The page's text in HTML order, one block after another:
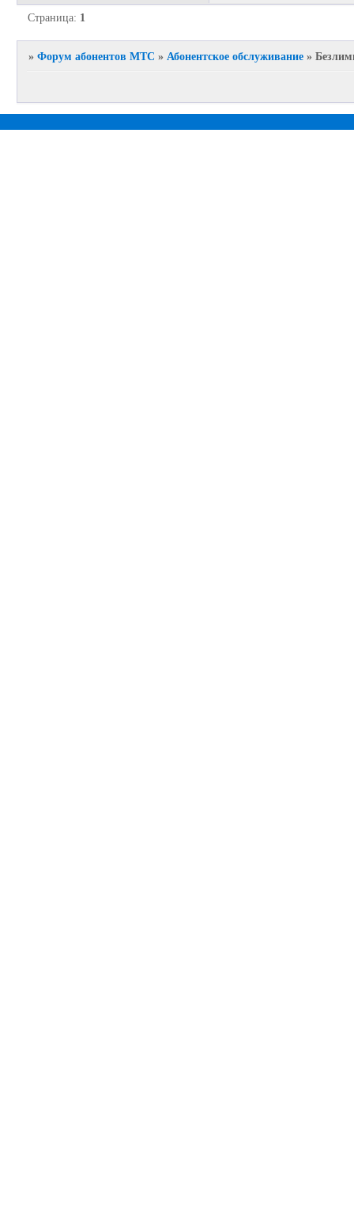
Страница: 1
»Форум абонентов МТС » Абонентское обслуживание »